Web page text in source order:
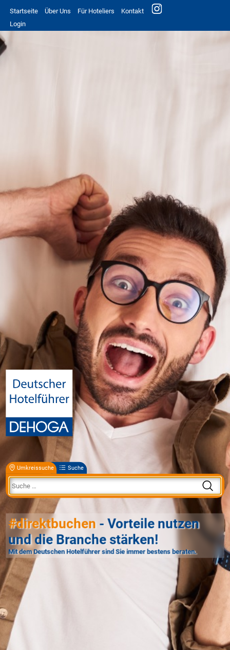
Startseite Über Uns Für Hoteliers
Kontakt
Login
Umkreissuche Suche
#direktbuchen - Vorteile nutzen
und die Branche stärken!
Mit dem Deutschen Hotelführer sind Sie immer bestens beraten.